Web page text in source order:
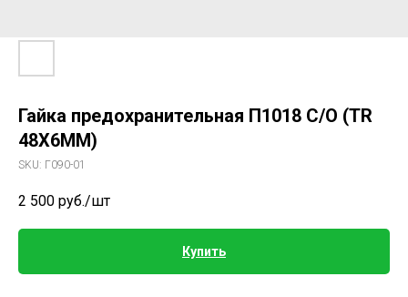
Гайка предохранительная П1018 С/О (TR
48Х6ММ)
SKU: Г090-01
2 500 руб./шт
Купить